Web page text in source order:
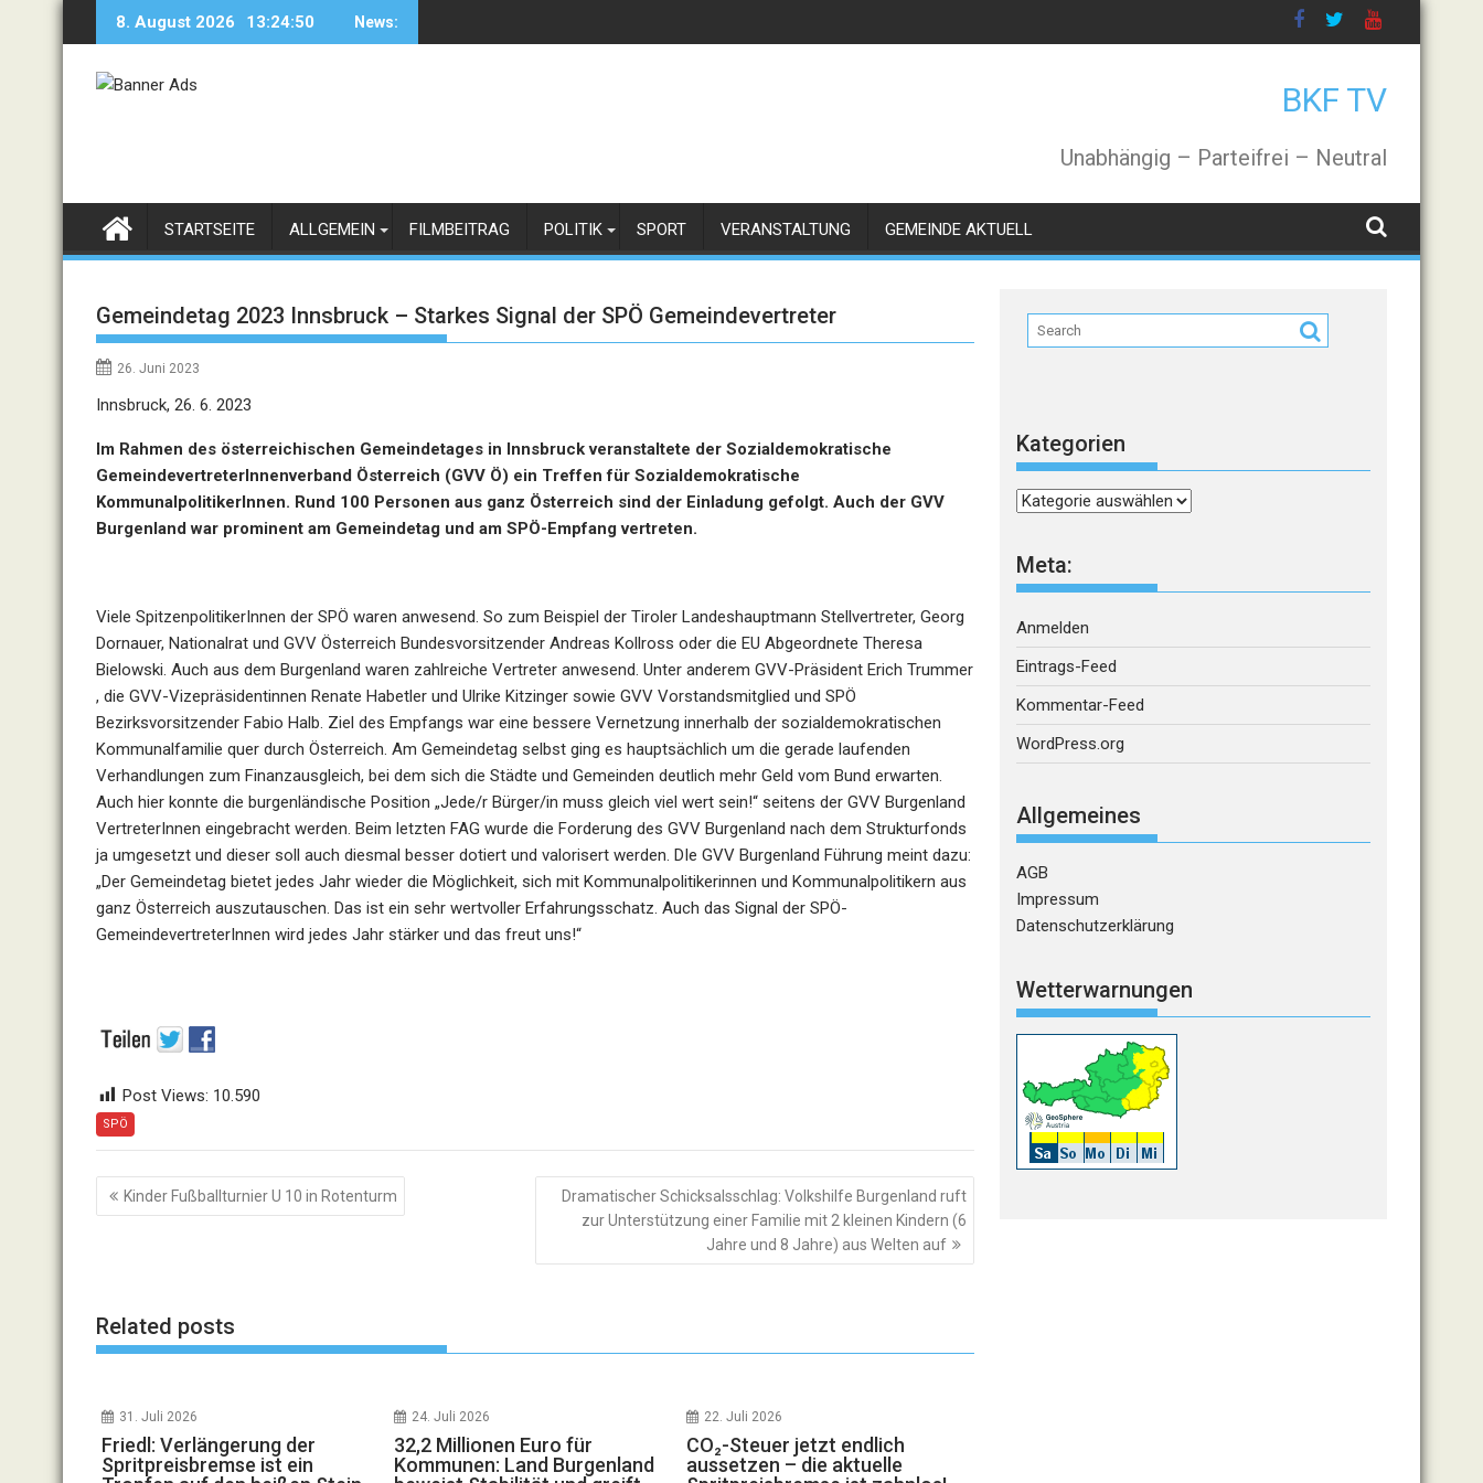
8. August 2026 13:24:50 News:
BKF TV
Unabhängig – Parteifrei – Neutral
STARTSEITE ALLGEMEIN FILMBEITRAG POLITIK SPORT VERANSTALTUNG GEMEINDE AKTUELL
Gemeindetag 2023 Innsbruck – Starkes Signal der SPÖ Gemeindevertreter
26. Juni 2023
Innsbruck, 26. 6. 2023
Im Rahmen des österreichischen Gemeindetages in Innsbruck veranstaltete der Sozialdemokratische
GemeindevertreterInnenverband Österreich (GVV Ö) ein Treffen für Sozialdemokratische
KommunalpolitikerInnen. Rund 100 Personen aus ganz Österreich sind der Einladung gefolgt. Auch der GVV
Burgenland war prominent am Gemeindetag und am SPÖ-Empfang vertreten.
Viele SpitzenpolitikerInnen der SPÖ waren anwesend. So zum Beispiel der Tiroler Landeshauptmann Stellvertreter, Georg
Dornauer, Nationalrat und GVV Österreich Bundesvorsitzender Andreas Kollross oder die EU Abgeordnete Theresa
Bielowski. Auch aus dem Burgenland waren zahlreiche Vertreter anwesend. Unter anderem GVV-Präsident Erich Trummer
, die GVV-Vizepräsidentinnen Renate Habetler und Ulrike Kitzinger sowie GVV Vorstandsmitglied und SPÖ
Bezirksvorsitzender Fabio Halb. Ziel des Empfangs war eine bessere Vernetzung innerhalb der sozialdemokratischen
Kommunalfamilie quer durch Österreich. Am Gemeindetag selbst ging es hauptsächlich um die gerade laufenden
Verhandlungen zum Finanzausgleich, bei dem sich die Städte und Gemeinden deutlich mehr Geld vom Bund erwarten.
Auch hier konnte die burgenländische Position „Jede/r Bürger/in muss gleich viel wert sein!“ seitens der GVV Burgenland
VertreterInnen eingebracht werden. Beim letzten FAG wurde die Forderung des GVV Burgenland nach dem Strukturfonds
ja umgesetzt und dieser soll auch diesmal besser dotiert und valorisert werden. DIe GVV Burgenland Führung meint dazu:
„Der Gemeindetag bietet jedes Jahr wieder die Möglichkeit, sich mit Kommunalpolitikerinnen und Kommunalpolitikern aus
ganz Österreich auszutauschen. Das ist ein sehr wertvoller Erfahrungsschatz. Auch das Signal der SPÖ-
GemeindevertreterInnen wird jedes Jahr stärker und das freut uns!“
Post Views: 10.590
SPÖ
Beitragsnavigation
Kinder Fußballturnier U 10 in Rotenturm
Dramatischer Schicksalsschlag: Volkshilfe Burgenland ruft
zur Unterstützung einer Familie mit 2 kleinen Kindern (6
Jahre und 8 Jahre) aus Welten auf
Related posts
31. Juli 2026
Friedl: Verlängerung der
Spritpreisbremse ist ein
24. Juli 2026
32,2 Millionen Euro für
Kommunen: Land Burgenland
22. Juli 2026
CO₂-Steuer jetzt endlich
aussetzen – die aktuelle
Kategorien
Kategorien
Meta:
Anmelden
Eintrags-Feed
Kommentar-Feed
WordPress.org
Allgemeines
AGB
Impressum
Datenschutzerklärung
Wetterwarnungen